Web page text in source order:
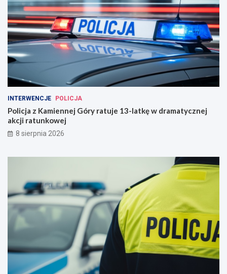
INTERWENCJE POLICJA
Policja z Kamiennej Góry ratuje 13-latkę w dramatycznej
akcji ratunkowej
8 sierpnia 2026